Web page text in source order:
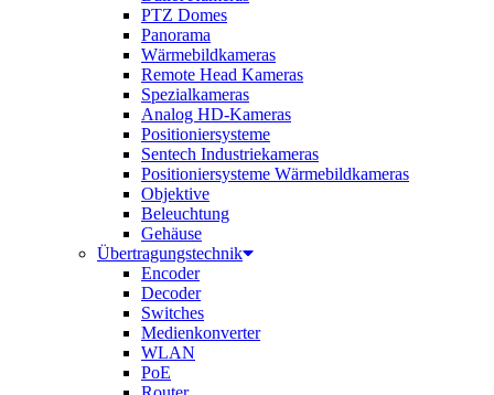
PTZ Domes
Panorama
Wärmebildkameras
Remote Head Kameras
Spezialkameras
Analog HD-Kameras
Positioniersysteme
Sentech Industriekameras
Positioniersysteme Wärmebildkameras
Objektive
Beleuchtung
Gehäuse
Übertragungstechnik
Encoder
Decoder
Switches
Medienkonverter
WLAN
PoE